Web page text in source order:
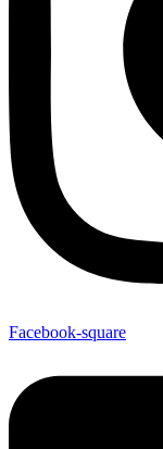
Facebook-square